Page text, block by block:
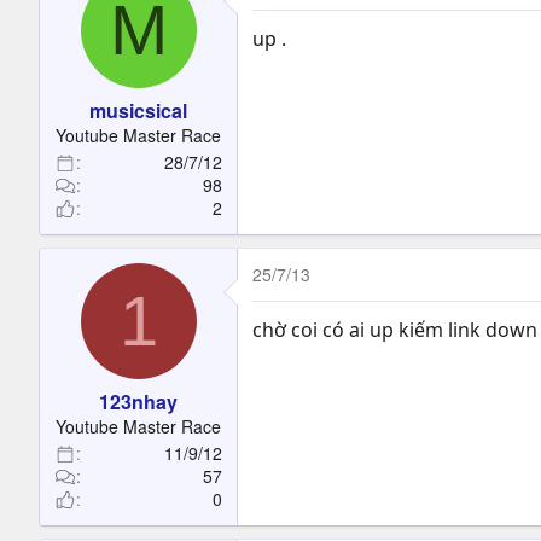
M
musicsical
Youtube Master Race
28/7/12
98
2
up .
1
123nhay
Youtube Master Race
11/9/12
57
0
25/7/13
chờ coi có ai up kiếm link